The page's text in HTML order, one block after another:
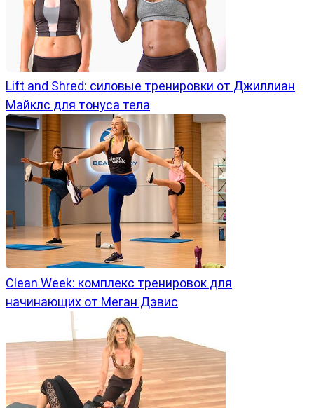
Lift and Shred: силовые тренировки от Джиллиан
Майклс для тонуса тела
Clean Week: комплекс тренировок для
начинающих от Меган Дэвис